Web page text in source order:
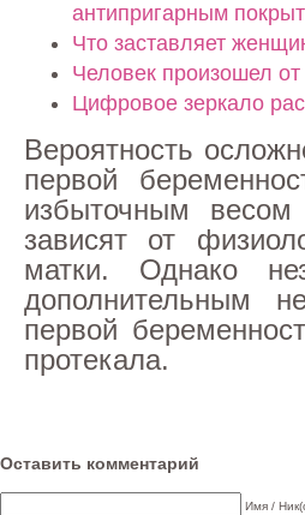
антипригарным
Что заставляет
Человек произошел
Цифровое зеркало
Вероятность
первой
избыточным
зависят от
матки. Однако
дополнительным
первой
протекала.
Оставить комментарий
Имя /